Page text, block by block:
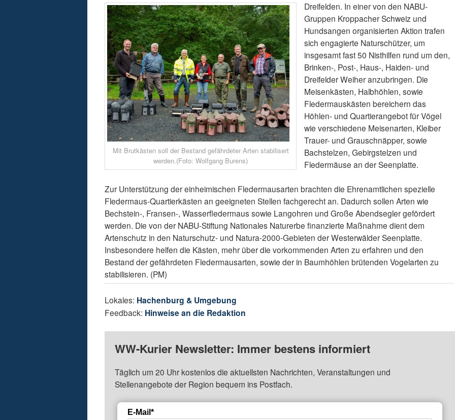
Mit Brutkästen soll der Bestand gefährdeter Arten stabilisert
werden.(Foto: Wolfgang Burens)
Dreifelden. In einer von den NABU-
Gruppen Kroppacher Schweiz und
Hundsangen organisierten Aktion trafen
sich engagierte Naturschützer, um
insgesamt fast 50 Nisthilfen rund um den,
Brinken-, Post-, Haus-, Haiden- und
Dreifelder Weiher anzubringen. Die
Meisenkästen, Halbhöhlen, sowie
Fledermauskästen bereichern das
Höhlen- und Quartierangebot für Vögel
wie verschiedene Meisenarten, Kleiber
Trauer- und Grauschnäpper, sowie
Bachstelzen, Gebirgstelzen und
Fledermäuse an der Seenplatte.
Zur Unterstützung der einheimischen Fledermausarten brachten die Ehrenamtlichen spezielle
Fledermaus-Quartierkästen an geeigneten Stellen fachgerecht an. Dadurch sollen Arten wie
Bechstein-, Fransen-, Wasserfledermaus sowie Langohren und Große Abendsegler gefördert
werden. Die von der NABU-Stiftung Nationales Naturerbe finanzierte Maßnahme dient dem
Artenschutz in den Naturschutz- und Natura-2000-Gebieten der Westerwälder Seenplatte.
Insbesondere helfen die Kästen, mehr über die vorkommenden Arten zu erfahren und den
Bestand der gefährdeten Fledermausarten, sowie der in Baumhöhlen brütenden Vogelarten zu
stabilisieren. (PM)
Lokales: Hachenburg & Umgebung
Feedback: Hinweise an die Redaktion
WW-Kurier Newsletter: Immer bestens informiert
Täglich um 20 Uhr kostenlos die aktuellsten Nachrichten, Veranstaltungen und
Stellenangebote der Region bequem ins Postfach.
E-Mail*